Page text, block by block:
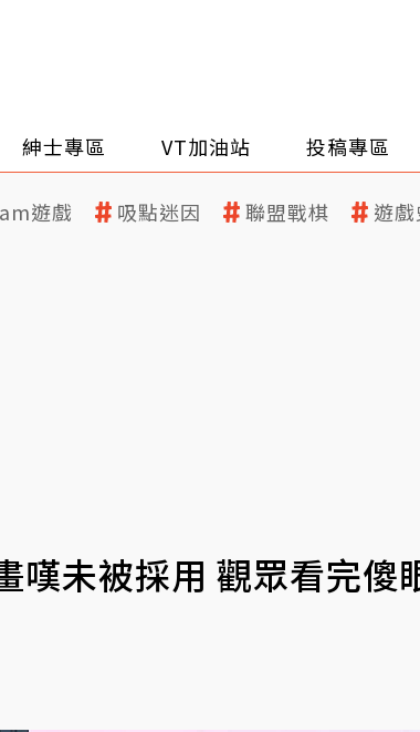
紳士專區 VT加油站 投稿專區
遊戲 吸點迷因 聯盟戰棋 遊
嘆未被採用 觀眾看完傻